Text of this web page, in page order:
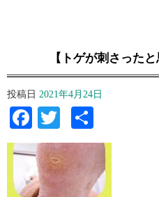
【トゲが刺さった
投稿日 2021年4月24日
Facebook
Twitter
有